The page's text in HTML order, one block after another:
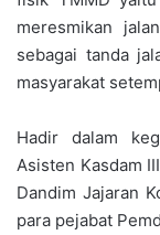
meresmikan
sebagai tanda
masyarakat
Hadir dalam
Asisten Kasdam
Dandim Jajaran
para pejabat